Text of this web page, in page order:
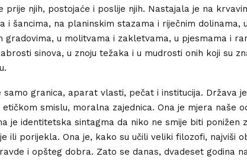
prije njih, postojaće i poslije njih. Nastajala je na
i šancima, na planinskim stazama i riječnim dolinama,
gradovima, u molitvama i zakletvama, u pjesmama i
sinova, u znoju težaka i u mudrosti onih koji su
samo granica, aparat vlasti, pečat i institucija. Država
etičkom smislu, moralna zajednica. Ona je mjera naše
je identitetska sintagma da niko ne smije biti ponižen
ili porijekla. Ona je, kako su učili veliki filozofi, najviši
i opšteg dobra. Zato se danas, dvadeset godina